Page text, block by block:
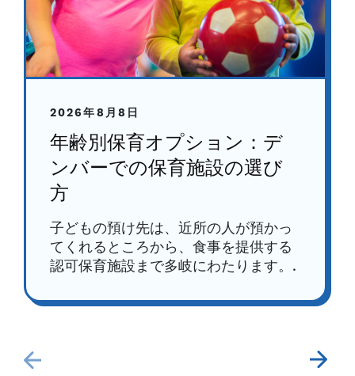
2026年8月8日
年齢別保育オプション：デ
ンバーでの保育施設の選び
方
子どもの預け先は、近所の人が預かっ
てくれるところから、食事を提供する
認可保育施設まで多岐にわたります。.